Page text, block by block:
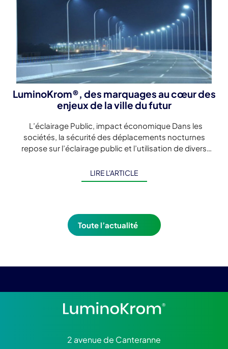
LuminoKrom®, des marquages au cœur des
enjeux de la ville du futur
L’éclairage Public, impact économique Dans les
sociétés, la sécurité des déplacements nocturnes
repose sur l’éclairage public et l’utilisation de divers
[…]
LIRE L'ARTICLE
Toute l’actualité
2 avenue de Canteranne